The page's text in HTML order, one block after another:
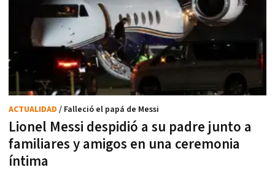
Lionel Messi despidió a su padre junto a
familiares y amigos en una ceremonia
íntima
ACTUALIDAD / Falleció el papá de Messi